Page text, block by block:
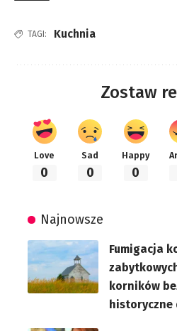
TAGI: Kuchnia
Zostaw
Love
0
Sad
0
Happy
0
Najnowsze
Fumigacja
korników
historyczne